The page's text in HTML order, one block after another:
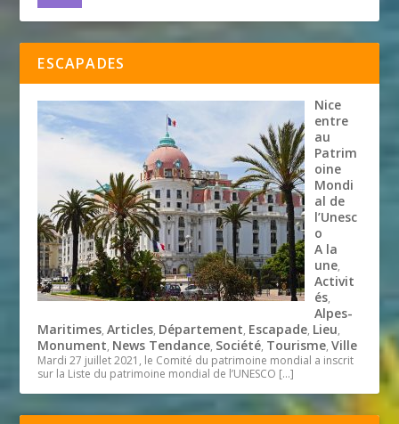
ESCAPADES
Nice
entre
au
Patrim
oine
Mondi
al de
l’Unesc
o
A la
une,
Activit
és,
Alpes-
Maritimes,Articles, Département, Escapade, Lieu,
Monument, News Tendance, Société, Tourisme,Ville
Mardi 27 juillet 2021, le Comité du patrimoine mondial a inscrit
sur la Liste du patrimoine mondial de l’UNESCO […]